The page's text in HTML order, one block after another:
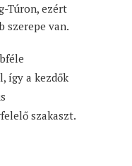
Túron, ezért
szerepe van.
így a kezdők
szakaszt.